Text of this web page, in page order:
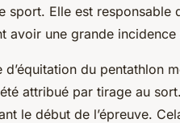
sport. Elle est responsable
avoir une grande
d’équitation du pentathlon
attribué par tirage au
le début de l’épreuve.